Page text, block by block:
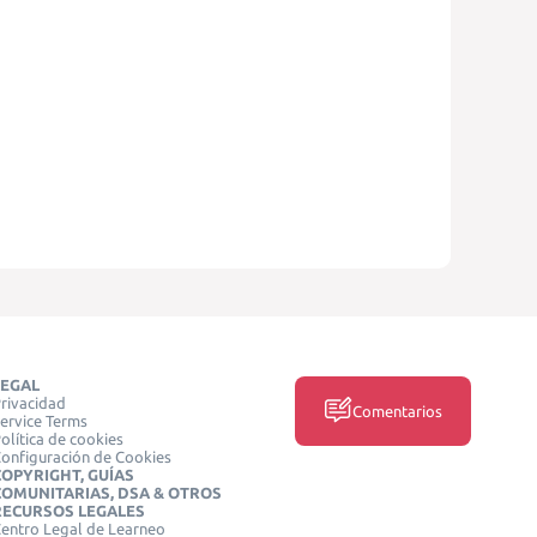
Terms
de cookies
de Cookies
GUÍAS
DSA & OTROS
LEGALES
Legal de Learneo
Comentarios